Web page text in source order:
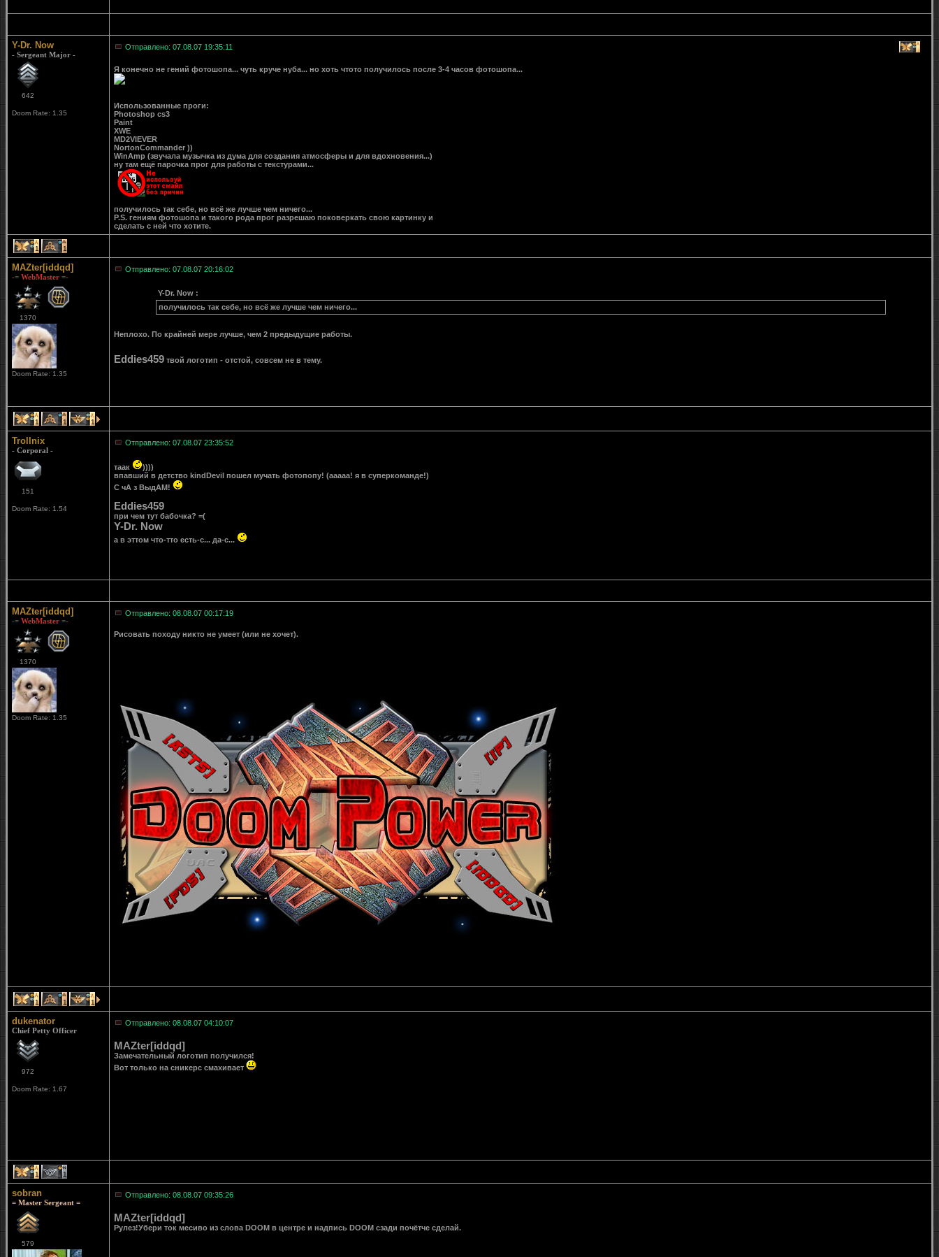
Y-Dr. Now
- Sergeant Major -
642
Doom Rate: 1.35
Отправлено: 07.08.07 19:35:11
Я конечно не гений фотошопа... чуть круче нуба... но хоть чтото получилось после 3-4 часов фотошопа...
Использованные проги:
Photoshop cs3
Paint
XWE
MD2VIEVER
NortonCommander ))
WinAmp (звучала музычка из дума для создания атмосферы и для вдохновения...)
ну там ещё парочка прог для работы с текстурами...
получилось так себе, но всё же лучше чем ничего...
P.S. гениям фотошопа и такого рода прог разрешаю поковеркать свою картинку и
сделать с ней что хотите.
1 1
MAZter[iddqd]
-= WebMaster =-
1370
Doom Rate: 1.35
Отправлено: 07.08.07 20:16:02
Y-Dr. Now :
получилось так себе, но всё же лучше чем ничего...
Неплохо. По крайней мере лучше, чем 2 предыдущие работы.
Eddies459 твой логотип - отстой, совсем не в тему.
1 1 1
Trollnix
- Corporal -
151
Doom Rate: 1.54
Отправлено: 07.08.07 23:35:52
таак
))))
впавший в детство kindDevil пошел мучать фотопопу! (ааааа! я в суперкоманде!)
С чА з ВыдАМ!
Eddies459
при чем тут бабочка? =(
Y-Dr. Now
а в эттом что-тто есть-с... да-с...
MAZter[iddqd]
-= WebMaster =-
1370
Doom Rate: 1.35
Отправлено: 08.08.07 00:17:19
Рисовать походу никто не умеет (или не хочет).
1 1 1
dukenator
Chief Petty Officer
972
Doom Rate: 1.67
Отправлено: 08.08.07 04:10:07
MAZter[iddqd]
Замечательный логотип получился!
Вот только на сникерс смахивает
1 1
sobran
= Master Sergeant =
579
Отправлено: 08.08.07 09:35:26
MAZter[iddqd]
Рулез!Убери ток месиво из слова DOOM в центре и надпись DOOM сзади почётче сделай.